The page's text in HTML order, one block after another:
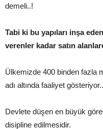
demeli..!
Tabi ki bu yapıları inşa
verenler kadar satın
Ülkemizde 400 binden fazla
adı altında faaliyet
Devlete düşen en büyük
disipline edilmesidir.